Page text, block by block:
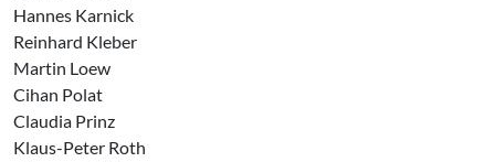
Hannes Karnick
Reinhard Kleber
Martin Loew
Cihan Polat
Claudia Prinz
Klaus-Peter Roth